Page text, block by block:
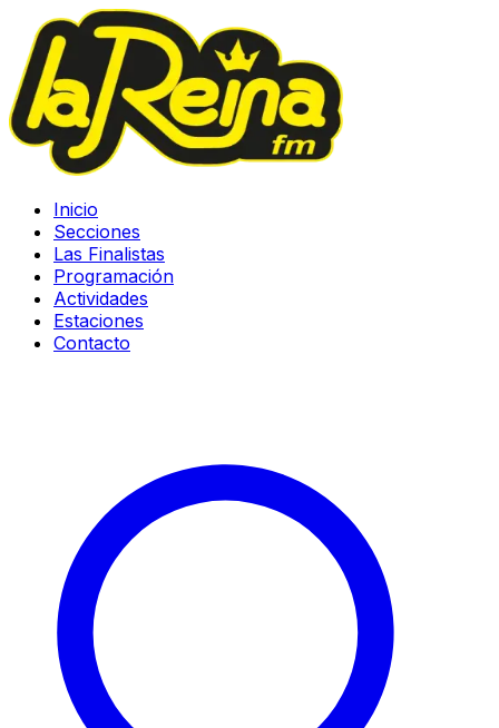
Inicio
Secciones
Las Finalistas
Programación
Actividades
Estaciones
Contacto